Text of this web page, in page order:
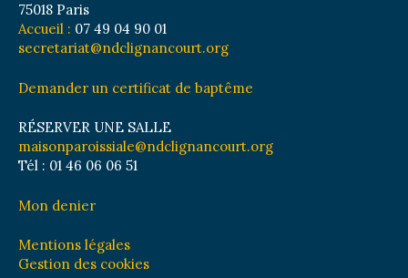
75018 Paris
Accueil : 07 49 04 90 01
secretariat@ndclignancourt.org
Demander un certificat de baptême
RÉSERVER UNE SALLE
maisonparoissiale@ndclignancourt.org
Tél : 01 46 06 06 51
Mon denier
Mentions légales
Gestion des cookies